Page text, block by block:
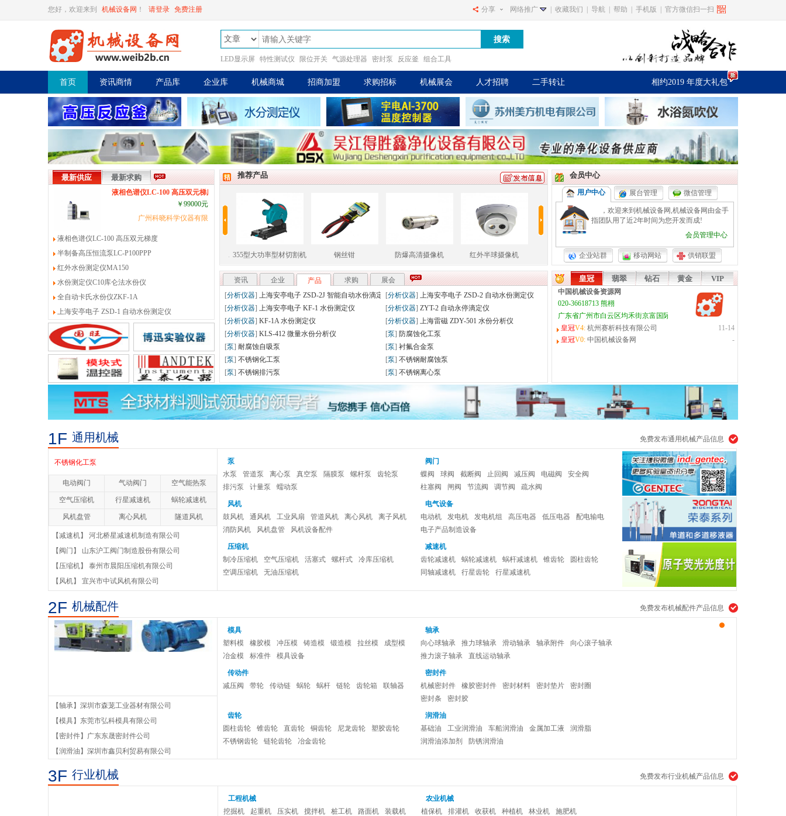
您好，欢迎来到 机械设备网 ！ 请登录 免费注册 分享 网络推广 收藏我们 导航 帮助 手机版 官方微信扫一扫
LED显示屏 特性测试仪 限位开关 气源处理器 密封泵 反应釜 组合工具
首页 资讯商情 产品库 企业库 机械商城 招商加盟 求购招标 机械展会 人才招聘 二手转让 相约2019 年度大礼包
最新供应 最新求购
液相色谱仪LC-100 高压双元梯度
￥99000元
广州科晓科学仪器有限公司
液相色谱仪LC-100 高压双元梯度
半制备高压恒流泵LC-P100PPP
红外水份测定仪MA150
水份测定仪C10库仑法水份仪
全自动卡氏水份仪ZKF-1A
上海安亭电子 ZSD-1 自动水份测定仪
推荐产品
活性炭过滤器
WLS400M手动白光拍照
式测量系统
HELITRONIC POWER 355型大功率型材切割机 钢丝钳
防爆高清摄像机
STSYH-Y700
红外半球摄像机 闭路电视监控系统 除铁除锰过滤器 活性炭过滤器
资讯
企业 产品 求购
展会
[仪器仪表] 摩擦磨损试验机 [仪器仪表] COD测定仪/COD快速测定仪
[仪器仪表] 发酵罐 [仪器仪表] 电子万能试验机
[仪器仪表] 752 紫外分光光度计 [仪器仪表] 离心机、实验室离心机
[仪器仪表] 搅拌器、磁力搅拌器、电动搅拌器 [仪器仪表]原子荧光光谱仪(AFS)
[仪器仪表]密度计 [仪器仪表]流变仪
[仪器仪表]气相色谱仪(GC) [仪器仪表]液体处理工作站(移液工作站)
[专用设备]LED显示屏 西门子产品 [通用机械]大量收购铝渣铝灰并出售再生铝锭
会员中心
用户中心 展台管理 微信管理
，欢迎来到机械设备网,机械设备网由金手
指团队用了近2年时间为您开发而成!
会员管理中心
企业站群 移动网站 供销联盟
皇冠 翡翠 钻石 黄金 VIP
中国机械设备资源网
020-36618713 熊栩
广东省广州市白云区均禾街京富国际大厦1208室
皇冠V4: 杭州赛析科技有限公司
11-14
皇冠V0: 中国机械设备网 -
1F 通用机械 免费发布通用机械产品信息
耐腐蚀自吸泵
衬氟合金泵
不锈钢化工泵
不锈钢耐腐蚀泵
不锈钢排污泵
不锈钢离心泵
油浸式潜水电泵
增压抽水泵
蝶阀
电动阀门 气动阀门 空气能热泵
空气压缩机 行星减速机 蜗轮减速机
风机盘管 离心风机 隧道风机
【减速机】 河北桥星减速机制造有限公司
【阀门】 山东沪工阀门制造股份有限公司
【压缩机】 泰州市晨阳压缩机有限公司
【风机】 宜兴市中试风机有限公司
泵
水泵
管道泵 离心泵 真空泵 隔膜泵 螺杆泵
齿轮泵
排污泵
计量泵 蠕动泵
阀门
蝶阀
球阀 截断阀 止回阀 减压阀 电磁阀
安全阀
柱塞阀
闸阀 节流阀 调节阀 疏水阀
风机
鼓风机
通风机 工业风扇 管道风机 离心风机
离子风机
消防风机
风机盘管 风机设备配件
电气设备
电动机
发电机 发电机组 高压电器 低压电器
配电输电
电子产品制造设备
压缩机
制冷压缩机
空气压缩机 活塞式 螺杆式
冷库压缩机
空调压缩机
无油压缩机
减速机
齿轮减速机
蜗轮减速机 蜗杆减速机 锥齿轮
圆柱齿轮
同轴减速机
行星齿轮 行星减速机
2F 机械配件 免费发布机械配件产品信息
【轴承】深圳市森茏工业器材有限公司
【模具】东莞市弘科模具有限公司
【密封件】广东东晟密封件公司
【润滑油】深圳市鑫贝利贸易有限公司
模具
塑料模
橡胶模 冲压模 铸造模 锻造模 拉丝模
成型模
冶金模
标准件 模具设备
轴承
向心球轴承
推力球轴承 滑动轴承 轴承附件
向心滚子轴承
推力滚子轴承
直线运动轴承
传动件
减压阀
带轮 传动链 蜗轮 蜗杆 链轮 齿轮箱 联轴器
密封件
机械密封件
橡胶密封件 密封材料 密封垫片
密封圈
密封条
密封胶
齿轮
圆柱齿轮
锥齿轮 直齿轮 铜齿轮 尼龙齿轮
塑胶齿轮
不锈钢齿轮
链轮齿轮 冶金齿轮
润滑油
基础油
工业润滑油 车船润滑油 金属加工液
润滑脂
润滑油添加剂
防锈润滑油
3F 行业机械 免费发布行业机械产品信息
工程机械
挖掘机
起重机 压实机 搅拌机 桩工机 路面机
装载机
农业机械
植保机
排灌机 收获机 种植机 林业机
施肥机